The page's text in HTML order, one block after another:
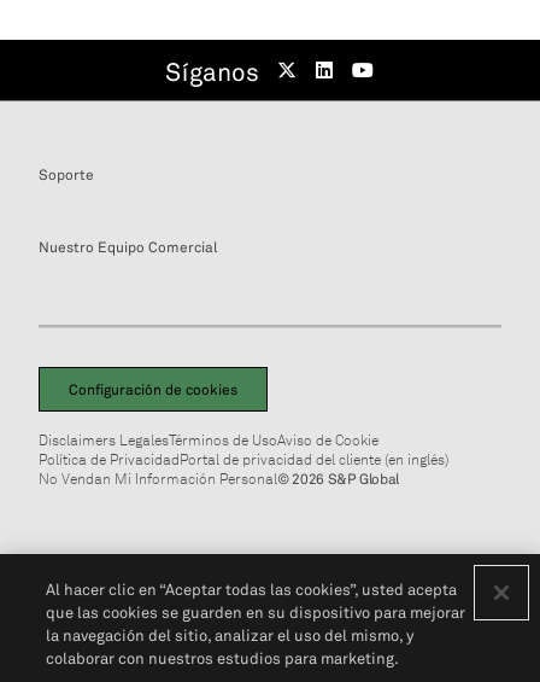
Síganos
Soporte
Nuestro Equipo Comercial
Configuración de cookies
Disclaimers LegalesTérminos de UsoAviso de Cookie
Política de PrivacidadPortal de privacidad del cliente (en inglés)
No Vendan Mi Información Personal© 2026 S&P Global
Al hacer clic en “Aceptar todas las cookies”, usted acepta
que las cookies se guarden en su dispositivo para mejorar
la navegación del sitio, analizar el uso del mismo, y
colaborar con nuestros estudios para marketing.